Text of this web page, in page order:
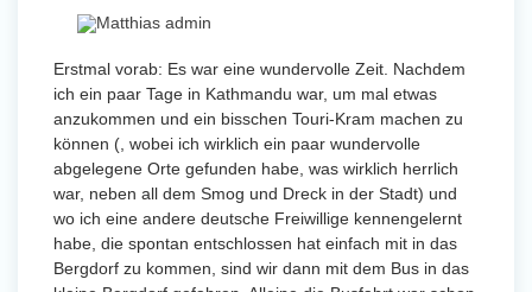
Erstmal vorab: Es war eine wundervolle Zeit. Nachdem
ich ein paar Tage in Kathmandu war, um mal etwas
anzukommen und ein bisschen Touri-Kram machen zu
können (, wobei ich wirklich ein paar wundervolle
abgelegene Orte gefunden habe, was wirklich herrlich
war, neben all dem Smog und Dreck in der Stadt) und
wo ich eine andere deutsche Freiwillige kennengelernt
habe, die spontan entschlossen hat einfach mit in das
Bergdorf zu kommen, sind wir dann mit dem Bus in das